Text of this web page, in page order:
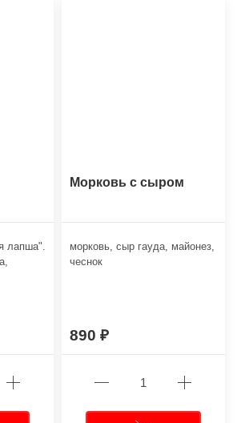
лапша".
Морковь с сыром
морковь, сыр гауда, майонез,
чеснок
890